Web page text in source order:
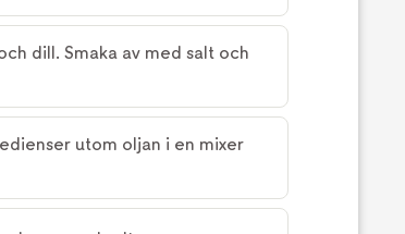
dill. Smaka av med salt och
utom oljan i en mixer